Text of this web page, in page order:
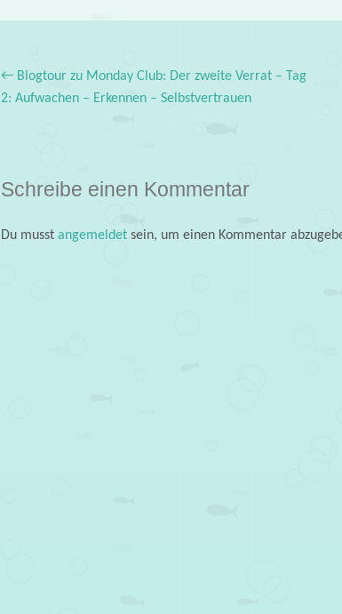
Post navigation
←Blogtour zu Monday Club: Der zweite Verrat – Tag
2: Aufwachen – Erkennen – Selbstvertrauen
Schreibe einen Kommentar
Du musst angemeldetsein, um einen Kommentar